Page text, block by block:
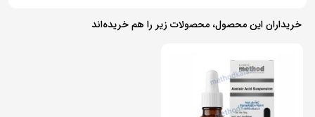
خریداران این محصول، محصولات زیر را هم خریده‌اند